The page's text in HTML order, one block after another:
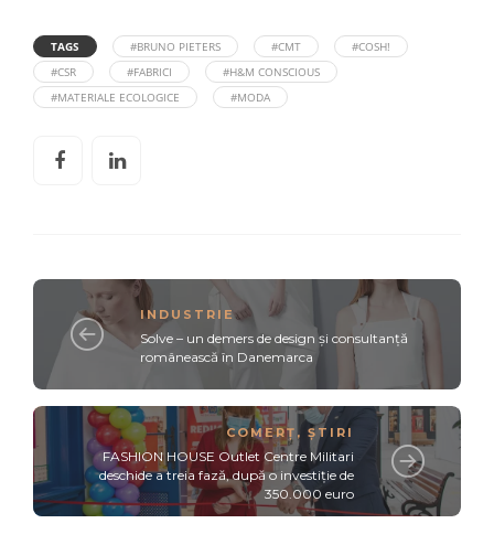
TAGS #BRUNO PIETERS #CMT
#COSH!
#CSR
#FABRICI
#H&M CONSCIOUS
#MATERIALE ECOLOGICE
#MODA
INDUSTRIE
Solve – un demers de design și consultanță
românească în Danemarca
COMERȚ , ȘTIRI
FASHION HOUSE Outlet Centre Militari
deschide a treia fază, după o investiție de
350.000 euro